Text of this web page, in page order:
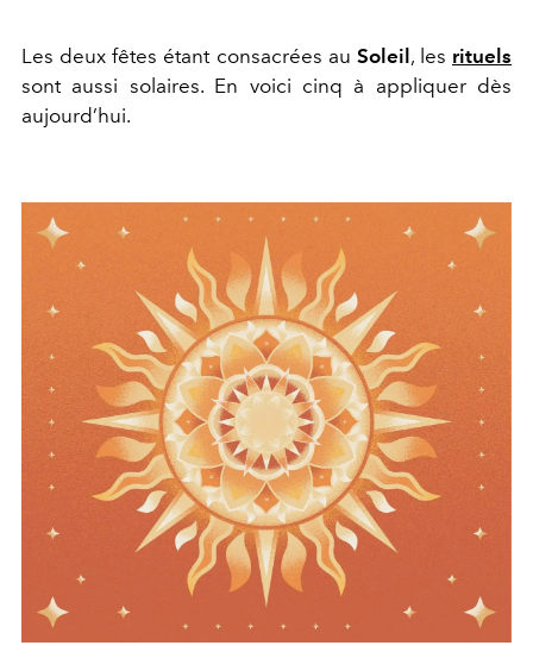
Les deux fêtes étant consacrées au Soleil , les rituels
sont aussi solaires. En voici cinq à appliquer dès
aujourd’hui.